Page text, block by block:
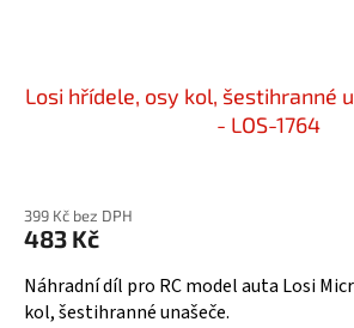
Losi hřídele, osy kol, šestihranné
- LOS-1764
399 Kč bez DPH
483 Kč
Náhradní díl pro RC model auta Losi
kol, šestihranné unašeče.